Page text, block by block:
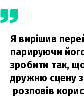
Я вирішив
парируючи
зробити так,
дружню сцену з
розповів